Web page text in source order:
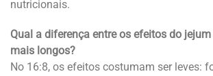
nutricionais.
Qual a diferença entre os efeitos do
mais longos?
No 16:8, os efeitos costumam ser leves: